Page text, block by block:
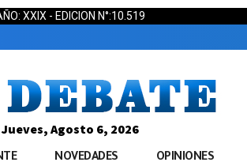
XXIX - EDICION N°:10.519
Jueves, Agosto 6, 2026
NOVEDADES OPINIONES